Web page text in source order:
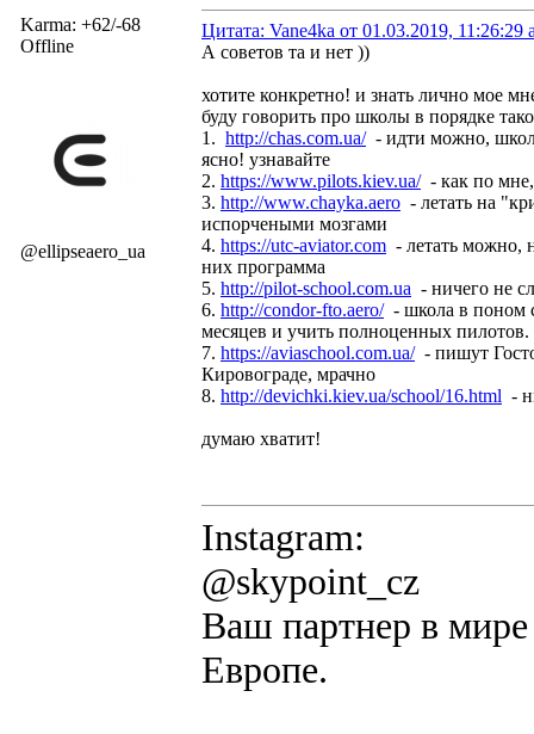
Karma: +62/-68
Offline
@ellipseaero_ua
Цитата: Vane4ka от 01.03.2019, 11:26:29
А советов та и нет ))
хотите конкретно! и знать лично мое
буду говорить про школы в порядке
1. http://chas.com.ua/- идти можно, школа
ясно! узнавайте
2. https://www.pilots.kiev.ua/- как по мне,
3. http://www.chayka.aero - летать на
испорчеными мозгами
4. https://utc-aviator.com - летать можно,
них программа
5. http://pilot-school.com.ua - ничего не
6. http://condor-fto.aero/- школа в поном
месяцев и учить полноценных
7. https://aviaschool.com.ua/- пишут
Кировограде, мрачно
8. http://devichki.kiev.ua/school/16.html -
думаю хватит!
Instagram:
@skypoint_cz
Ваш партнер в
Европе.